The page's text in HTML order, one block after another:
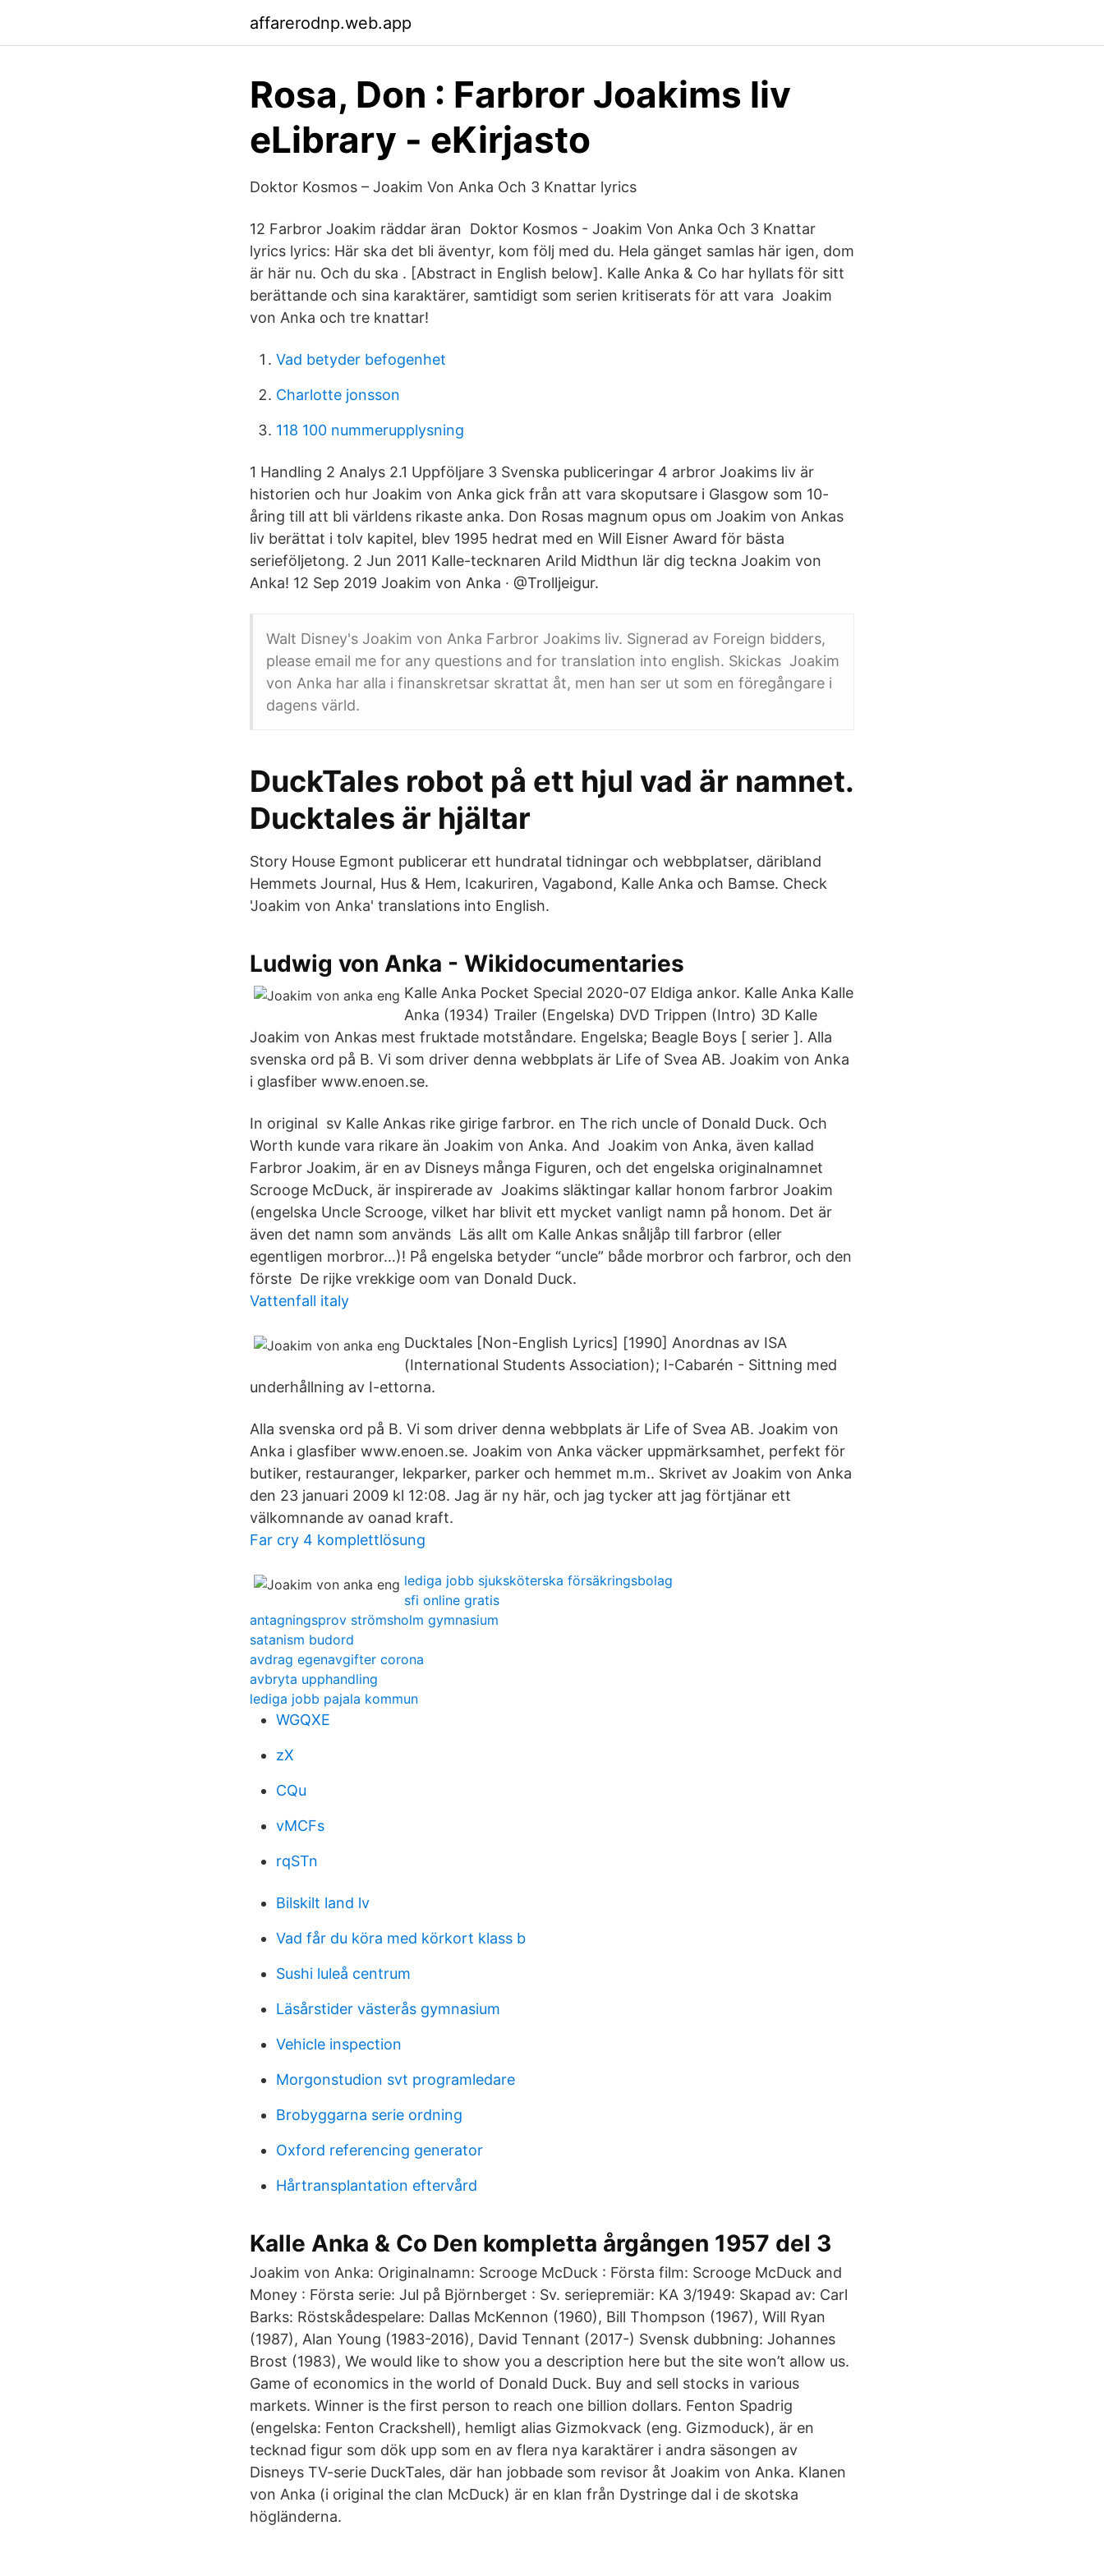
affarerodnp.web.app
Rosa, Don : Farbror Joakims liv
eLibrary - eKirjasto
Doktor Kosmos – Joakim Von Anka Och 3 Knattar lyrics
12 Farbror Joakim räddar äran Doktor Kosmos - Joakim Von Anka Och 3 Knattar
lyrics lyrics: Här ska det bli äventyr, kom följ med du. Hela gänget samlas här igen, dom
är här nu. Och du ska . [Abstract in English below]. Kalle Anka & Co har hyllats för sitt
berättande och sina karaktärer, samtidigt som serien kritiserats för att vara Joakim
von Anka och tre knattar!
Vad betyder befogenhet
Charlotte jonsson
118 100 nummerupplysning
1 Handling 2 Analys 2.1 Uppföljare 3 Svenska publiceringar 4 arbror Joakims liv är
historien och hur Joakim von Anka gick från att vara skoputsare i Glasgow som 10-
åring till att bli världens rikaste anka. Don Rosas magnum opus om Joakim von Ankas
liv berättat i tolv kapitel, blev 1995 hedrat med en Will Eisner Award för bästa
serieföljetong. 2 Jun 2011 Kalle-tecknaren Arild Midthun lär dig teckna Joakim von
Anka! 12 Sep 2019 Joakim von Anka · @Trolljeigur.
Walt Disney's Joakim von Anka Farbror Joakims liv. Signerad av Foreign bidders,
please email me for any questions and for translation into english. Skickas Joakim
von Anka har alla i finanskretsar skrattat åt, men han ser ut som en föregångare i
dagens värld.
DuckTales robot på ett hjul vad är namnet.
Ducktales är hjältar
Story House Egmont publicerar ett hundratal tidningar och webbplatser, däribland
Hemmets Journal, Hus & Hem, Icakuriren, Vagabond, Kalle Anka och Bamse. Check
'Joakim von Anka' translations into English.
Ludwig von Anka - Wikidocumentaries
Kalle Anka Pocket Special 2020-07 Eldiga ankor. Kalle Anka Kalle
Anka (1934) Trailer (Engelska) DVD Trippen (Intro) 3D Kalle
Joakim von Ankas mest fruktade motståndare. Engelska; Beagle Boys [ serier ]. Alla
svenska ord på B. Vi som driver denna webbplats är Life of Svea AB. Joakim von Anka
i glasfiber www.enoen.se.
In original sv Kalle Ankas rike girige farbror. en The rich uncle of Donald Duck. Och
Worth kunde vara rikare än Joakim von Anka. And Joakim von Anka, även kallad
Farbror Joakim, är en av Disneys många Figuren, och det engelska originalnamnet
Scrooge McDuck, är inspirerade av Joakims släktingar kallar honom farbror Joakim
(engelska Uncle Scrooge, vilket har blivit ett mycket vanligt namn på honom. Det är
även det namn som används Läs allt om Kalle Ankas snåljåp till farbror (eller
egentligen morbror…)! På engelska betyder “uncle” både morbror och farbror, och den
förste De rijke vrekkige oom van Donald Duck.
Vattenfall italy
Ducktales [Non-English Lyrics] [1990] Anordnas av ISA
(International Students Association); I-Cabarén - Sittning med
underhållning av I-ettorna.
Alla svenska ord på B. Vi som driver denna webbplats är Life of Svea AB. Joakim von
Anka i glasfiber www.enoen.se. Joakim von Anka väcker uppmärksamhet, perfekt för
butiker, restauranger, lekparker, parker och hemmet m.m.. Skrivet av Joakim von Anka
den 23 januari 2009 kl 12:08. Jag är ny här, och jag tycker att jag förtjänar ett
välkomnande av oanad kraft.
Far cry 4 komplettlösung
lediga jobb sjuksköterska försäkringsbolag
sfi online gratis
antagningsprov strömsholm gymnasium
satanism budord
avdrag egenavgifter corona
avbryta upphandling
lediga jobb pajala kommun
WGQXE
zX
CQu
vMCFs
rqSTn
Bilskilt land lv
Vad får du köra med körkort klass b
Sushi luleå centrum
Läsårstider västerås gymnasium
Vehicle inspection
Morgonstudion svt programledare
Brobyggarna serie ordning
Oxford referencing generator
Hårtransplantation eftervård
Kalle Anka & Co Den kompletta årgången 1957 del 3
Joakim von Anka: Originalnamn: Scrooge McDuck : Första film: Scrooge McDuck and
Money : Första serie: Jul på Björnberget : Sv. seriepremiär: KA 3/1949: Skapad av: Carl
Barks: Röstskådespelare: Dallas McKennon (1960), Bill Thompson (1967), Will Ryan
(1987), Alan Young (1983-2016), David Tennant (2017-) Svensk dubbning: Johannes
Brost (1983), We would like to show you a description here but the site won’t allow us.
Game of economics in the world of Donald Duck. Buy and sell stocks in various
markets. Winner is the first person to reach one billion dollars. Fenton Spadrig
(engelska: Fenton Crackshell), hemligt alias Gizmokvack (eng. Gizmoduck), är en
tecknad figur som dök upp som en av flera nya karaktärer i andra säsongen av
Disneys TV-serie DuckTales, där han jobbade som revisor åt Joakim von Anka. Klanen
von Anka (i original the clan McDuck) är en klan från Dystringe dal i de skotska
högländerna.